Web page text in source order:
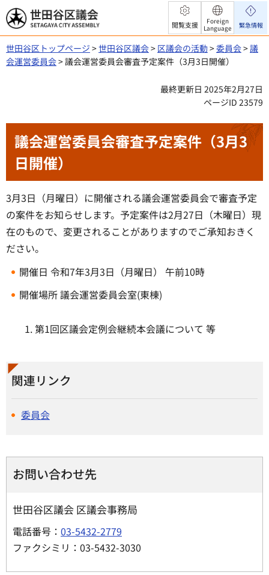
世田谷区議会
閲覧支援
Foreign
Language
緊急情報
世田谷区トップページ >世田谷区議会> 区議会の活動>委員会>議
会運営委員会> 議会運営委員会審査予定案件（3月3日開催）
最終更新日 2025年2月27日
ページID 23579
議会運営委員会審査予定案件（3月3
日開催）
3月3日（月曜日）に開催される議会運営委員会で審査予定
の案件をお知らせします。予定案件は2月27日（木曜日）現
在のもので、変更されることがありますのでご承知おきく
ださい。
開催日 令和7年3月3日（月曜日） 午前10時
開催場所 議会運営委員会室(東棟)
第1回区議会定例会継続本会議について 等
関連リンク
委員会
お問い合わせ先
世田谷区議会 区議会事務局
電話番号： 03-5432-2779
ファクシミリ：03-5432-3030